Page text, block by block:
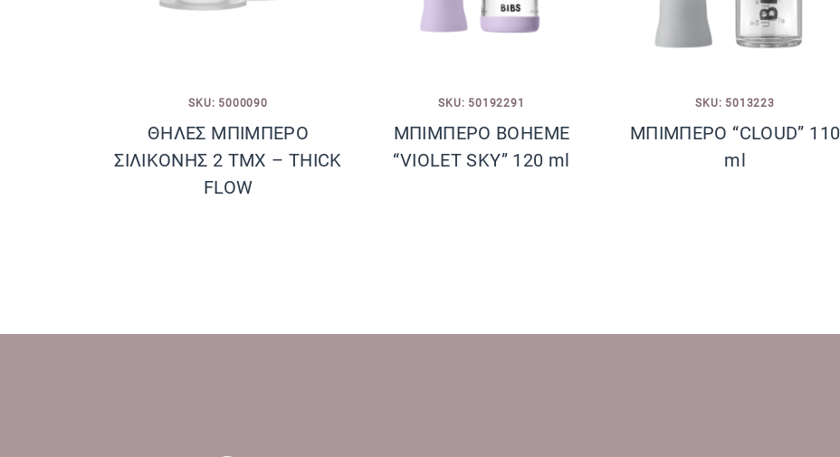
SKU: 5000090
ΘΗΛΕΣ ΜΠΙΜΠΕΡΟ
ΣΙΛΙΚΟΝΗΣ 2 ΤΜΧ – THICK
FLOW
SKU: 50192291
ΜΠΙΜΠΕΡΟ BOHEME
“VIOLET SKY” 120 ml
SKU: 5013223
ΜΠΙΜΠΕΡΟ “CLOUD” 110
ml